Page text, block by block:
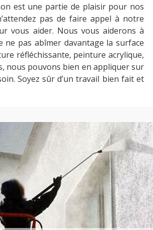
est une partie de plaisir pour nos
pas de faire appel à notre
vous aider. Nous vous aiderons à
pas abîmer davantage la surface
réfléchissante, peinture acrylique,
nous pouvons bien en appliquer sur
Soyez sûr d’un travail bien fait et